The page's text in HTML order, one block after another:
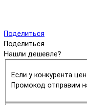
Поделиться
Поделиться
Нашли дешевле?
Если у конкурента
Промокод отправим